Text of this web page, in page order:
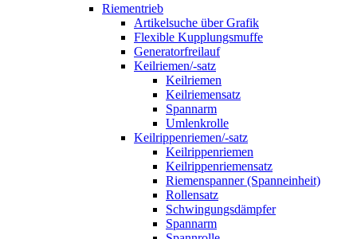
Riementrieb
Artikelsuche über Grafik
Flexible Kupplungsmuffe
Generatorfreilauf
Keilriemen/-satz
Keilriemen
Keilriemensatz
Spannarm
Umlenkrolle
Keilrippenriemen/-satz
Keilrippenriemen
Keilrippenriemensatz
Riemenspanner (Spanneinheit)
Rollensatz
Schwingungsdämpfer
Spannarm